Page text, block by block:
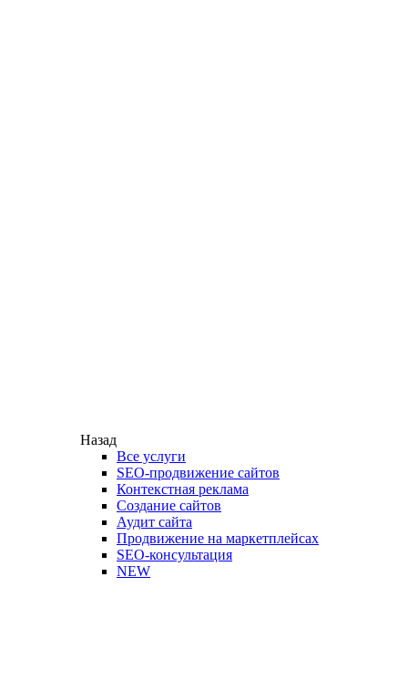
Назад
Все услуги
SEO-продвижение сайтов
Контекстная реклама
Создание сайтов
Аудит сайта
Продвижение на маркетплейсах
SEO-консультация
NEW